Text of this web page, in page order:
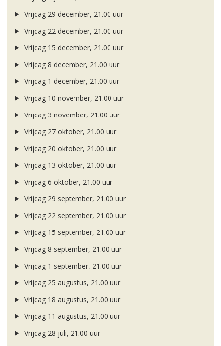
Vrijdag 29 december, 21.00 uur
Vrijdag 22 december, 21.00 uur
Vrijdag 15 december, 21.00 uur
Vrijdag 8 december, 21.00 uur
Vrijdag 1 december, 21.00 uur
Vrijdag 10 november, 21.00 uur
Vrijdag 3 november, 21.00 uur
Vrijdag 27 oktober, 21.00 uur
Vrijdag 20 oktober, 21.00 uur
Vrijdag 13 oktober, 21.00 uur
Vrijdag 6 oktober, 21.00 uur
Vrijdag 29 september, 21.00 uur
Vrijdag 22 september, 21.00 uur
Vrijdag 15 september, 21.00 uur
Vrijdag 8 september, 21.00 uur
Vrijdag 1 september, 21.00 uur
Vrijdag 25 augustus, 21.00 uur
Vrijdag 18 augustus, 21.00 uur
Vrijdag 11 augustus, 21.00 uur
Vrijdag 28 juli, 21.00 uur